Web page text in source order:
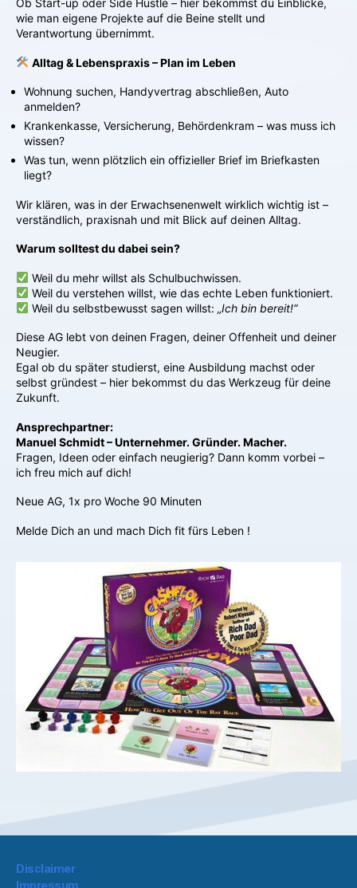
Ob Start-up oder Side Hustle – hier bekommst du Einblicke,
wie man eigene Projekte auf die Beine stellt und
Verantwortung übernimmt.
Alltag & Lebenspraxis – Plan im Leben
Wohnung suchen, Handyvertrag abschließen, Auto
anmelden?
Krankenkasse, Versicherung, Behördenkram – was muss ich
wissen?
Was tun, wenn plötzlich ein offizieller Brief im Briefkasten
liegt?
Wir klären, was in der Erwachsenenwelt wirklich wichtig ist –
verständlich, praxisnah und mit Blick auf deinen Alltag.
Warum solltest du dabei sein?
Weil du mehr willst als Schulbuchwissen.
Weil du verstehen willst, wie das echte Leben funktioniert.
Weil du selbstbewusst sagen willst: „Ich bin bereit!“
Diese AG lebt von deinen Fragen, deiner Offenheit und deiner
Neugier.
Egal ob du später studierst, eine Ausbildung machst oder
selbst gründest – hier bekommst du das Werkzeug für deine
Zukunft.
Ansprechpartner:
Manuel Schmidt – Unternehmer. Gründer. Macher.
Fragen, Ideen oder einfach neugierig? Dann komm vorbei –
ich freu mich auf dich!
Neue AG, 1x pro Woche 90 Minuten
Melde Dich an und mach Dich fit fürs Leben !
Disclaimer
Impressum